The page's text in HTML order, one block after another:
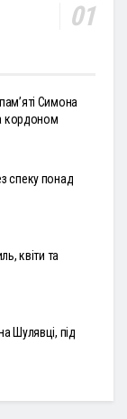
Симона
кордоном
спеку понад
квіти та
Шулявці, під